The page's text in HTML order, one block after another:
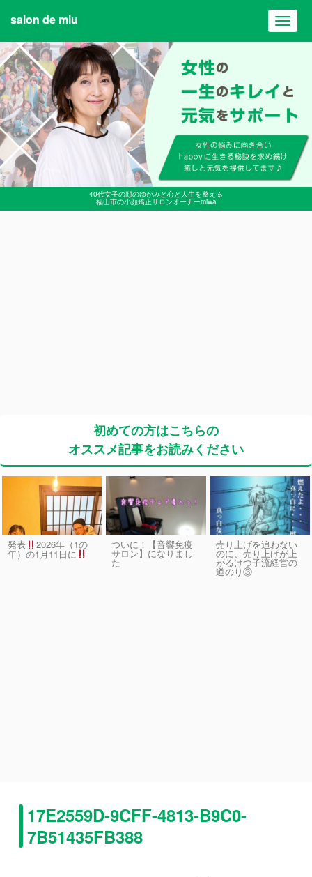
40代女子の顔のゆがみと心と人生を整える
福山市の小顔矯正サロンオーナーmiwa
salon de miu
初めての方はこちらの
オススメ記事をお読みください
発表 2026年（1の
年）の1月11日に
ついに！【音響免疫
サロン】になりまし
た
売り上げを追わない
のに、売り上げが上
がるけつ子流経営の
道のり③
17E2559D-9CFF-4813-B9C0-
7B51435FB388